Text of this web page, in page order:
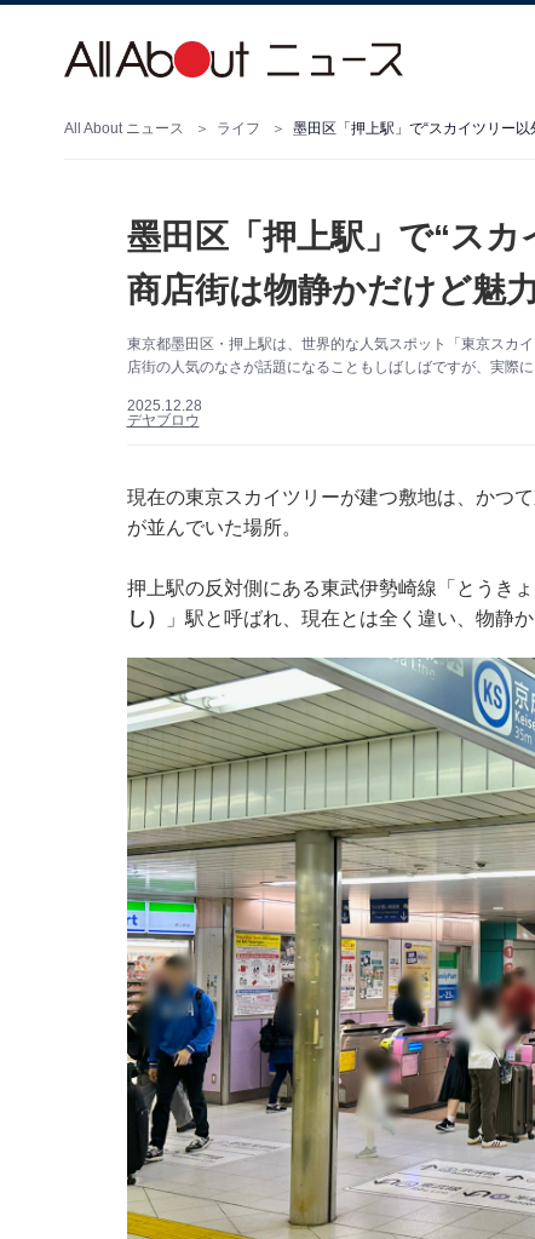
All About ニュース ライフ 墨田区「押上駅」で“スカイツリー
墨田区「押上駅」で“ス
商店街は物静かだけど魅
東京都墨田区・押上駅は、世界的な人気スポット「東京スカ
店街の人気のなさが話題になることもしばしばですが、実際
2025.12.28
デヤブロウ
現在の東京スカイツリーが建つ敷地は、かつ
が並んでいた場所。
押上駅の反対側にある東武伊勢崎線「とうき
し）
」駅と呼ばれ、現在とは全く違い、物静